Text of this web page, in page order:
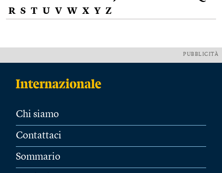
R S T U V W X Y Z
PUBBLICITÀ
Chi siamo
Contattaci
Sommario